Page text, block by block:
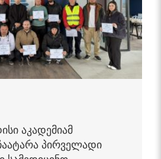
აკადემიამ
პირველადი